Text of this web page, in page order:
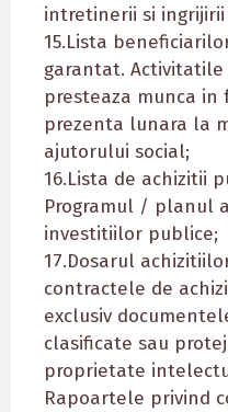
intretinerii si ingrijirii
15.Lista
garantat.
presteaza munca
prezenta lunara la
ajutorului social;
16.Lista de achizitii
Programul / planul
investitiilor publice;
17.Dosarul
contractele de
exclusiv
clasificate sau
proprietate
Rapoartele privind